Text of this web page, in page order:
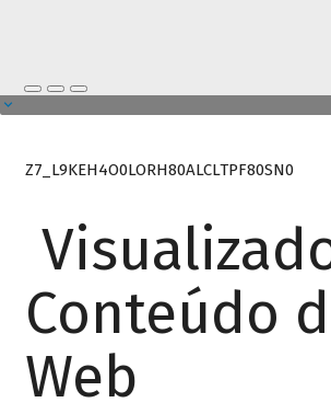
Z7_L9KEH4O0LORH80ALCLTPF80SN0
Conteúdo
Web